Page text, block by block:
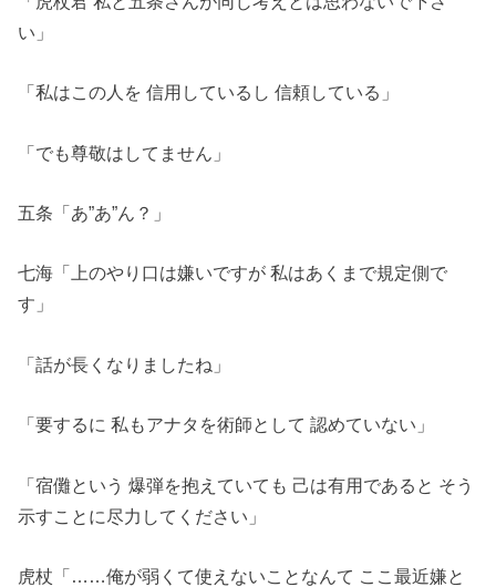
い」
「私はこの人を 信用しているし 信頼している」
「でも尊敬はしてません」
五条「あ”あ”ん？」
七海「上のやり口は嫌いですが 私はあくまで規定側で
す」
「話が長くなりましたね」
「要するに 私もアナタを術師として 認めていない」
「宿儺という 爆弾を抱えていても 己は有用であると そう
示すことに尽力してください」
虎杖「……俺が弱くて使えないことなんて ここ最近嫌と